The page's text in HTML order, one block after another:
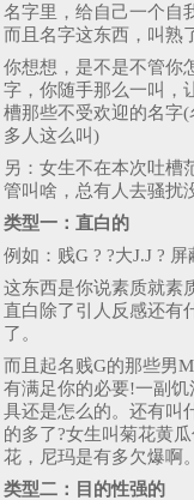
名字里，给自己一个自
而且名字这东西，叫熟
你想想，是不是不管你
字，你随手那么一叫，
槽那些不受欢迎的名字
多人这么叫)
另：女生不在本次吐槽
管叫啥，总有人去骚扰
类型一： 直白的
例如：贱G ? ?大J.J ? 屏
这东西是你说素质就素
直白除了引人反感还有
了。
而且起名贱G的那些男
有满足你的必要!一副
具还是怎么的。还有叫
的多了?女生叫菊花黄
花，尼玛是有多欠爆啊。
类型二：
目的性强的